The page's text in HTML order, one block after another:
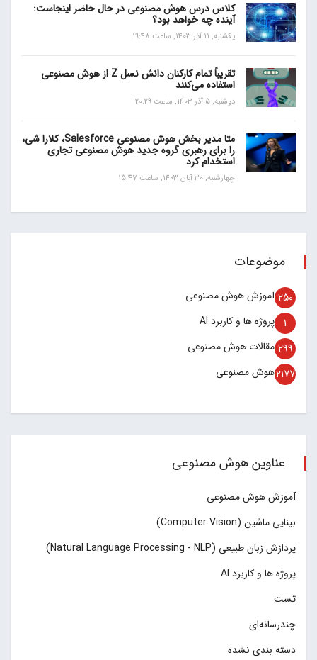
کلاس درس هوش مصنوعی در حال حاضر اینجاست:
آینده چه خواهد بود؟
یکشنبه, 11 آذر 1403, ساعت 19:48
تقریباً تمام کارکنان دانش نسل Z از هوش مصنوعی
استفاده می‌کنند
دوشنبه, 5 آذر 1403, ساعت 20:29
متا مدیر بخش هوش مصنوعی Salesforce، کلارا شی،
را برای رهبری گروه جدید هوش مصنوعی تجاری
استخدام کرد
چهارشنبه, 30 آبان 1403, ساعت 15:47
موضوعات
آموزش هوش مصنوعی 250
پروژه ها و کاربرد AI 1
مقالات هوش مصنوعی 299
هوش مصنوعی2177
عناوین هوش مصنوعی
آموزش هوش مصنوعی
بینایی ماشین (Computer Vision)
پردازش زبان طبیعی (Natural Language Processing - NLP)
پروژه ها و کاربرد AI
تست
چند‌‌رسانه‌ای
دسته بندی نشده